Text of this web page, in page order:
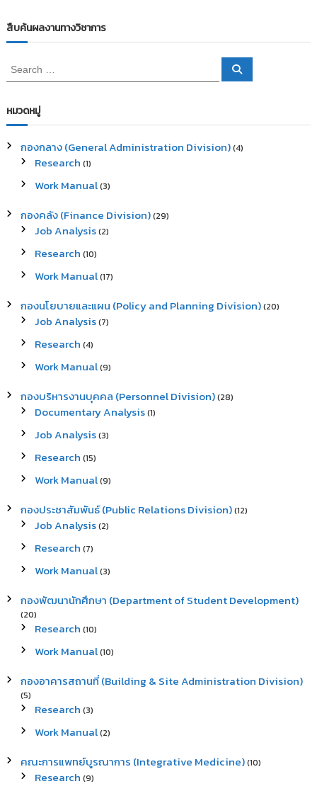
ย
สืบค้นผลงานทางวิชาการ
e
r
c
f
S
หมวดหมู่
กองกลาง (General Administration Division)(4)
Research (1)
Work Manual(3)
กองคลัง (Finance Division)(29)
Job Analysis(2)
Research (10)
Work Manual(17)
กองนโยบายและแผน (Policy and Planning Division)(20)
Job Analysis(7)
Research (4)
Work Manual(9)
กองบริหารงานบุคคล (Personnel Division)(28)
Documentary Analysis(1)
Job Analysis(3)
Research (15)
Work Manual(9)
กองประชาสัมพันธ์ (Public Relations Division)(12)
Job Analysis(2)
Research (7)
Work Manual(3)
กองพัฒนานักศึกษา (Department of Student Development)
(20)
Research (10)
Work Manual(10)
กองอาคารสถานที่ (Building & Site Administration Division)
(5)
Research (3)
Work Manual(2)
คณะการแพทย์บูรณาการ (Integrative Medicine)(10)
Research (9)